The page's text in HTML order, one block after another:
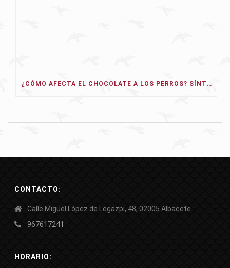
¿CÓMO AFECTA EL CHOCOLATE A LOS PERROS? SÍNTOMAS, TIPOS Y QUÉ HACER
CONTACTO:
Calle Miguel López de Legazpi, 48, 02005 Albacete
967617241
HORARIO: